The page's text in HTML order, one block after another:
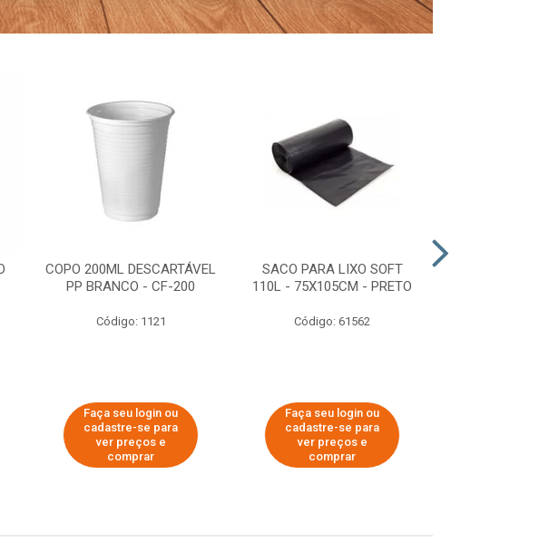
COPO 200ML DESCARTÁVEL
PP BRANCO - CF-200
Código: 1121
Faça seu login ou
cadastre-se para
ver preços e
comprar
SACO PARA LIXO SOFT
110L - 75X105CM - PRETO
Código: 61562
Faça seu login ou
cadastre-se para
ver preços e
comprar